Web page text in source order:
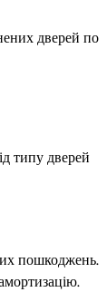
дверей по
типу дверей
пошкоджень.